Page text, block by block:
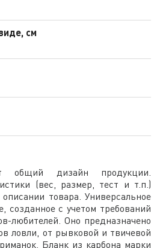
см
общий дизайн продукции.
(вес, размер, тест и т.п.)
товара. Универсальное
созданное с учетом требований
любителей. Оно предназначено
ловли, от рывковой и твичевой
Бланк из карбона марки